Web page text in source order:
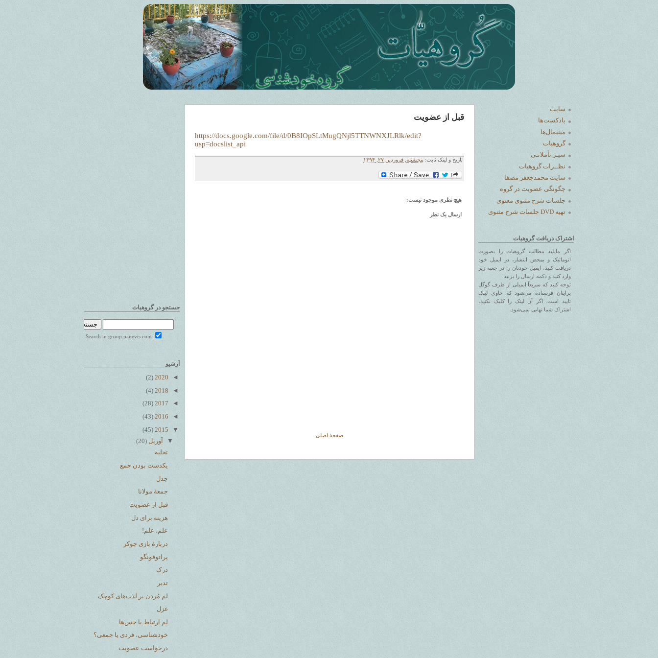
جستجو در گروهیات
آرشیو
◄
2020
(2)
◄
2018
(4)
◄
2017
(28)
◄
2016
(43)
▼
2015
(45)
▼
آوریل (20)
تخلیه
یکدست بودن جمع
جدل
جمعهٔ مولانا
قبل از عضویت
هزینه برای دل
علم، علم!
دربارهٔ بازی جوکر
پراتوفونگو
درک
تدبر
لم مُردن بر لذت‌های کوچک
غزل
لم ارتباط با حس‌ها
خودشناسی، فردی یا جمعی؟
درخواست عضویت
قبل از عضویت
https://docs.google.com/file/d/0B8IOpSLtMugQNjl5TTNWNXJLRlk/edit?
usp=docslist_api
تاریخ و لینک ثابت: پنجشنبه, فروردین ۲۷, ۱۳۹۴
هیچ نظری موجود نیست:
ارسال یک نظر
صفحهٔ اصلی
سایت
پادکست‌ها
مینیمال‌ها
گروهیات
سیـر تأملاتـی
نظــرات گرو‌هیات
سایت محمدجعفر مصفا
چگونگی عضویت در گروه
جلسات شرح مثنوی معنوی
تهیه DVD جلسات شرح مثنوی
اشتراک دریافت گروهیات
اگر مایلید مطالب گروهیات را بصورت
اتوماتیک و بمحض انتشار، در ایمیل خود
دریافت کنید، ایمیل خودتان را در جعبه زیر
وارد کنید و دکمه ارسال را بزنید.
توجه کنید که سریعاً ایمیلی از طرف گوگل
برایتان فرستاده می‌شود که حاوی لینک
تایید است. اگر آن لینک را کلیک نکنید،
اشتراک شما نهایی نمی‌شود.